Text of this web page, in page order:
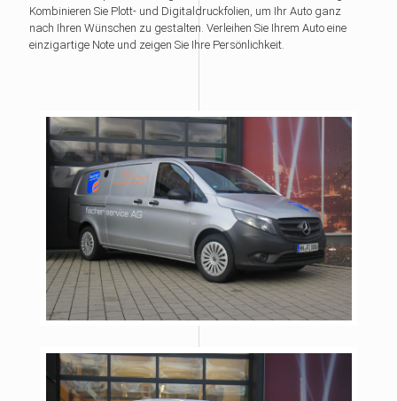
Kombinieren Sie Plott- und Digitaldruckfolien, um Ihr Auto ganz
nach Ihren Wünschen zu gestalten. Verleihen Sie Ihrem Auto eine
einzigartige Note und zeigen Sie Ihre Persönlichkeit.